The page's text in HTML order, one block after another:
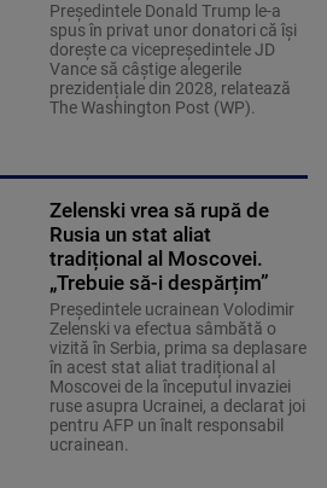
Președintele Donald Trump le-a
spus în privat unor donatori că își
dorește ca vicepreședintele JD
Vance să câștige alegerile
prezidențiale din 2028, relatează
The Washington Post (WP).
Zelenski vrea să rupă de
Rusia un stat aliat
tradițional al Moscovei.
„Trebuie să-i despărțim”
Președintele ucrainean Volodimir
Zelenski va efectua sâmbătă o
vizită în Serbia, prima sa deplasare
în acest stat aliat tradițional al
Moscovei de la începutul invaziei
ruse asupra Ucrainei, a declarat joi
pentru AFP un înalt responsabil
ucrainean.